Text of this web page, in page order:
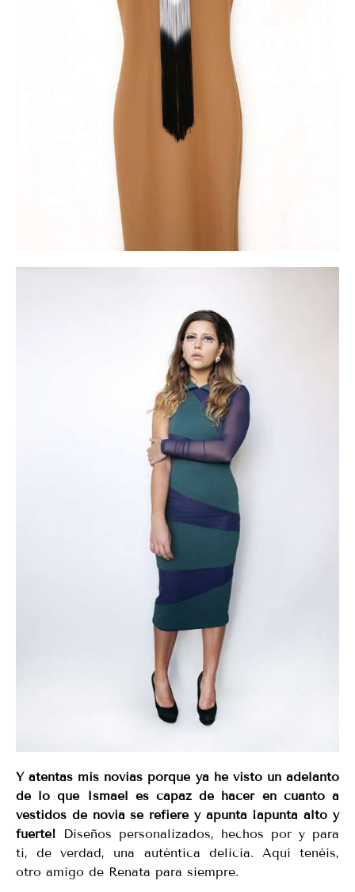
Y atentas mis novias porque ya he visto un adelanto
de lo que Ismael es capaz de hacer en cuanto a
vestidos de novia se refiere y apunta ¡apunta alto y
fuerte! Diseños personalizados, hechos por y para
ti, de verdad, una auténtica delicia. Aquí tenéis,
otro amigo de Renata para siempre.